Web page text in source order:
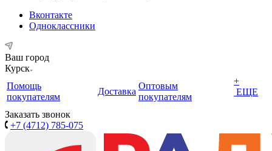
Вконтакте
Одноклассники
Ваш город
Курск
Помощь
покупателям
Доставка
Оптовым
покупателям
+
ЕЩЕ
Заказать звонок
+7 (4712) 785-075